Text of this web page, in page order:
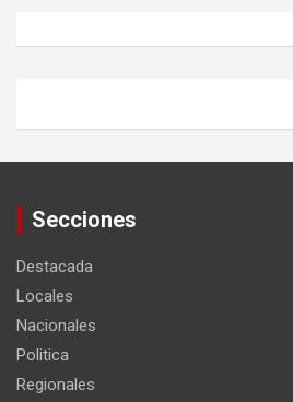
Secciones
Destacada
Locales
Nacionales
Politica
Regionales